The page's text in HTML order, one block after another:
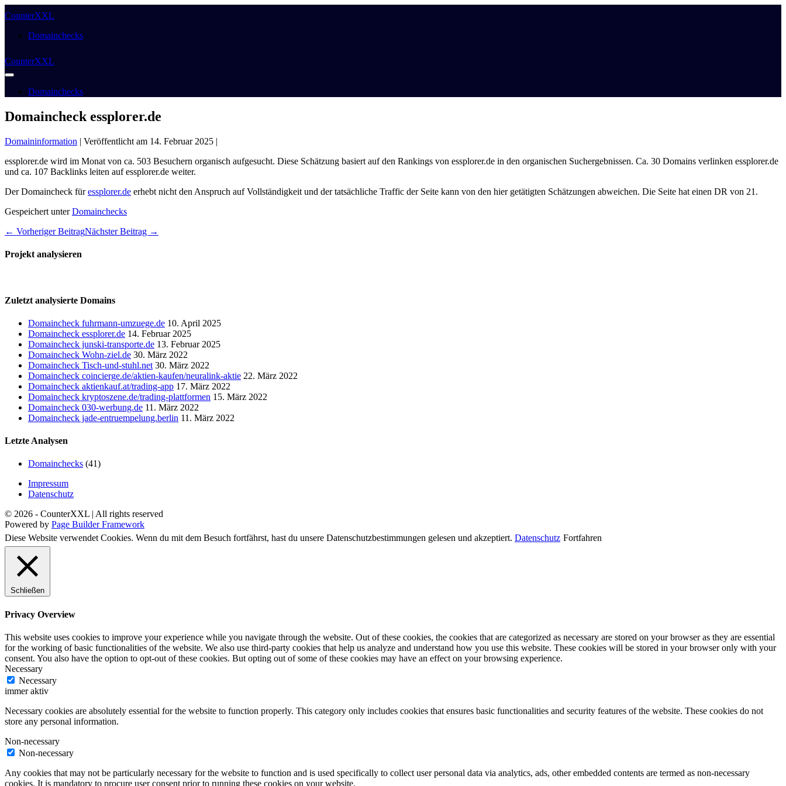
zum
CounterXXL
Domainchecks
CounterXXL
Menü-
SchalterDomainchecks
Domaincheck essplorer.de
Domaininformation | Veröffentlicht am 14. Februar 2025 |
essplorer.de wird im Monat von ca. 503 Besuchern organisch aufgesucht. Diese Schätzung basiert auf den Rankings von essplorer.de in den organischen Suchergebnissen. Ca. 30 Domains verlinken essplorer.de
und ca. 107 Backlinks leiten auf essplorer.de weiter.
Der Domaincheck füressplorer.de erhebt nicht den Anspruch auf Vollständigkeit und der tatsächliche Traffic der Seite kann von den hier getätigten Schätzungen abweichen. Die Seite hat einen DR von 21.
Gespeichert unter Domainchecks
Beitragsnavigation
← Vorheriger BeitragNächster Beitrag →
Projekt analysieren
Zuletzt analysierte Domains
Domaincheck fuhrmann-umzuege.de 10. April 2025
Domaincheck essplorer.de 14. Februar 2025
Domaincheck junski-transporte.de 13. Februar 2025
Domaincheck Wohn-ziel.de 30. März 2022
Domaincheck Tisch-und-stuhl.net 30. März 2022
Domaincheck coincierge.de/aktien-kaufen/neuralink-aktie 22. März 2022
Domaincheck aktienkauf.at/trading-app 17. März 2022
Domaincheck kryptoszene.de/trading-plattformen 15. März 2022
Domaincheck 030-werbung.de 11. März 2022
Domaincheck jade-entruempelung.berlin 11. März 2022
Letzte Analysen
Domainchecks (41)
Impressum
Datenschutz
© 2026 - CounterXXL | All rights reserved
Powered by Page Builder Framework
Diese Website verwendet Cookies. Wenn du mit dem Besuch fortfährst, hast du unsere Datenschutzbestimmungen gelesen und akzeptiert. Datenschutz Fortfahren
Schließen
Privacy Overview
This website uses cookies to improve your experience while you navigate through the website. Out of these cookies, the cookies that are categorized as necessary are stored on your browser as they are essential
for the working of basic functionalities of the website. We also use third-party cookies that help us analyze and understand how you use this website. These cookies will be stored in your browser only with your
consent. You also have the option to opt-out of these cookies. But opting out of some of these cookies may have an effect on your browsing experience.
Necessary
Necessary
immer aktiv
Necessary cookies are absolutely essential for the website to function properly. This category only includes cookies that ensures basic functionalities and security features of the website. These cookies do not
store any personal information.
Non-necessary
Non-necessary
Any cookies that may not be particularly necessary for the website to function and is used specifically to collect user personal data via analytics, ads, other embedded contents are termed as non-necessary
cookies. It is mandatory to procure user consent prior to running these cookies on your website.